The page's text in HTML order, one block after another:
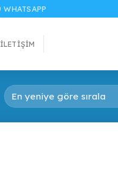
WHATSAPP
İLETIŞIM